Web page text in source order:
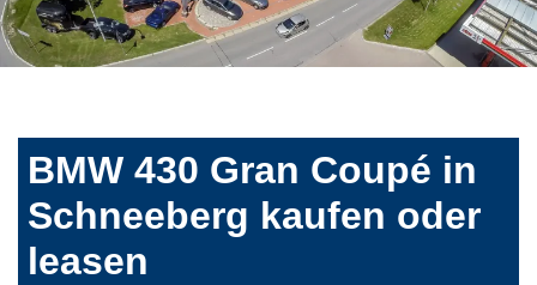
BMW 430 Gran Coupé in
Schneeberg kaufen oder
leasen